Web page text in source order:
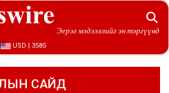
Эерэг мэдээллийг эн тэргүүнд
USD | 3585
САЙД